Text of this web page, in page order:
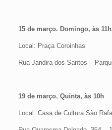
15 de março. Domingo, às
Local: Praça Coroinhas
Rua Jandira dos Santos –
19 de março. Quinta, às 10h
Local: Casa de Cultura São